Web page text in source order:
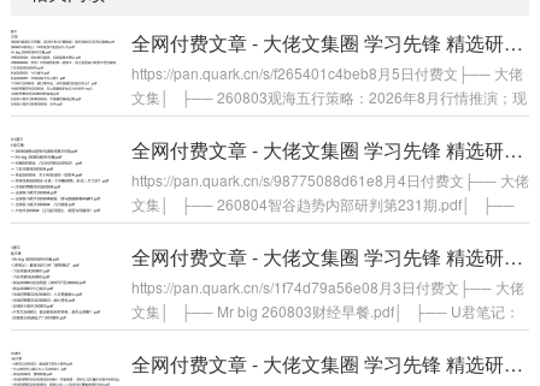
全网付费文章 - 大佬文集圈 学习先锋 精选研报 8月5日更新
https://pan.quark.cn/s/f265401c4beb8月5日付费文├── 大佬
文集│ ├── 260803观海五行策略：2026年8月行情推演；现
在到明年2月每月胀蝶.pdf│ ├── 260805U君笔记：10条准
到可怕的识人术.pdf│ ├── Mr big 260805财经早餐.pdf│ ├
── M博260804：科技骨在磨底，但底部基本确认.pdf│&nb...
全网付费文章 - 大佬文集圈 学习先锋 精选研报 8月4日更新
https://pan.quark.cn/s/98775088d61e8月4日付费文├── 大佬
文集│ ├── 260804智谷趋势内部研判第231期.pdf│ ├──
Mr big 260804财经早餐.pdf│ ├── M博260804：八月经济和
投资综述！.pdf│ ├── 丁辰灵星球260804.pdf│ ├── 余说2全网付费文章 - 大佬文集圈 学习先锋 精选研报 8月3日更新
https://pan.quark.cn/s/1f74d79a56e08月3日付费文├── 大佬
文集│ ├── Mr big 260803财经早餐.pdf│ ├── U君笔记：
最常见的三种“废物测试”.pdf│ ├── 丁辰灵星球260801.pdf│
├── 丁辰灵星球260803.pdf│ ├── 余说260802投资周报全网付费文章 - 大佬文集圈 学习先锋 精选研报 8月2日更新